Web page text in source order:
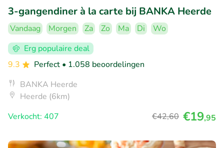
3-gangendiner à la carte bij BANKA Heerde
Vandaag Morgen Za Zo Ma Di
Wo
Erg populaire deal
9.3
Perfect • 1.058 beoordelingen
BANKA Heerde
Heerde (6km)
Verkocht: 407
€42,60 €19,95